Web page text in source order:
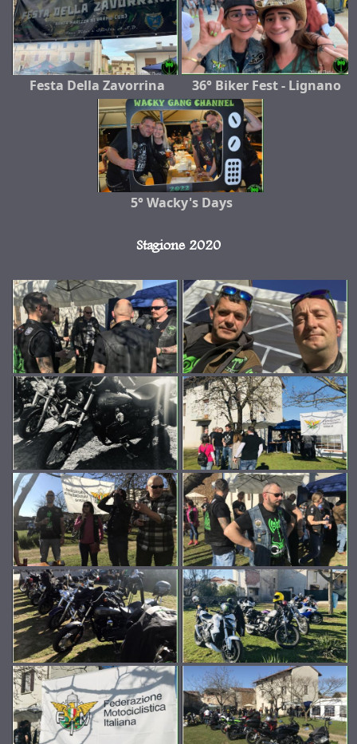
Festa Della Zavorrina 36° Biker Fest - Lignano
5° Wacky's Days
Stagione 2020